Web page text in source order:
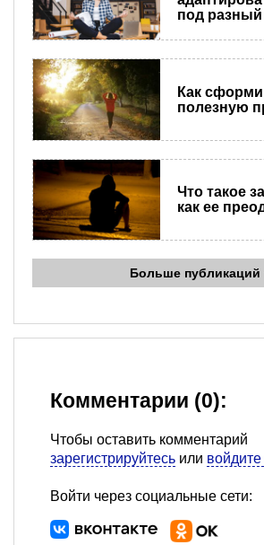
под
Как
полезную
Что такое
как ее
Больше публикаций
Комментарии (0):
Чтобы оставить комментарий
зарегистрируйтесь или
Войти через социальные сети: